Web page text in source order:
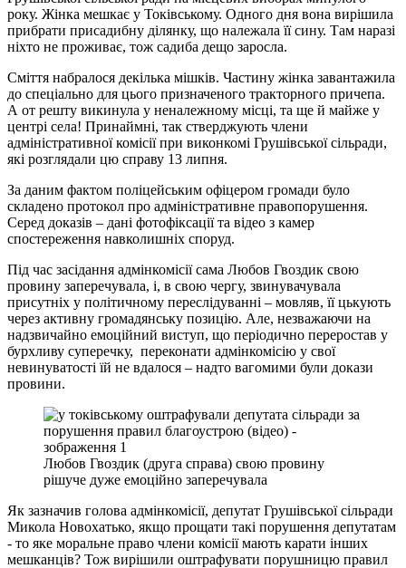
року. Жінка мешкає у Токівському. Одного дня вона вирішила
прибрати присадибну ділянку, що належала її сину. Там наразі
ніхто не проживає, тож садиба дещо заросла.
Сміття набралося декілька мішків. Частину жінка завантажила
до спеціально для цього призначеного тракторного причепа.
А от решту викинула у неналежному місці, та ще й майже у
центрі села! Принаймні, так стверджують члени
адміністративної комісії при виконкомі Грушівської сільради,
які розглядали цю справу 13 липня.
За даним фактом поліцейським офіцером громади було
складено протокол про адміністративне правопорушення.
Серед доказів – дані фотофіксації та відео з камер
спостереження навколишніх споруд.
Під час засідання адмінкомісії сама Любов Гвоздик свою
провину заперечувала, і, в свою чергу, звинувачувала
присутніх у політичному переслідуванні – мовляв, її цькують
через активну громадянську позицію. Але, незважаючи на
надзвичайно емоційний виступ, що періодично переростав у
бурхливу суперечку, переконати адмінкомісію у свої
невинуватості їй не вдалося – надто вагомими були докази
провини.
Любов Гвоздик (друга справа) свою провину
рішуче дуже емоційно заперечувала
Як зазначив голова адмінкомісії, депутат Грушівської сільради
Микола Новохатько, якщо прощати такі порушення депутатам
- то яке моральне право члени комісії мають карати інших
мешканців? Тож вирішили оштрафувати порушницю правил